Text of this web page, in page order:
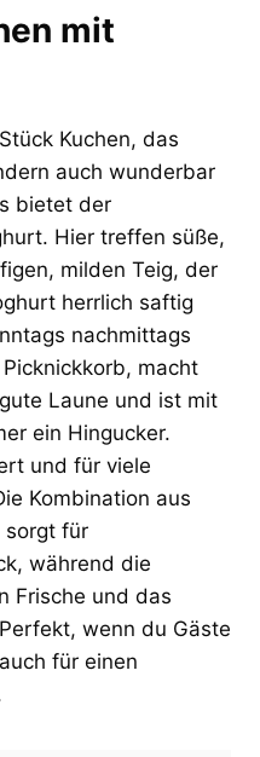
mit
Kuchen, das
auch wunderbar
bietet der
Hier treffen süße,
milden Teig, der
herrlich saftig
nachmittags
macht
Laune und ist mit
ein Hingucker.
und für viele
Kombination aus
sorgt für
während die
Frische und das
wenn du Gäste
für einen